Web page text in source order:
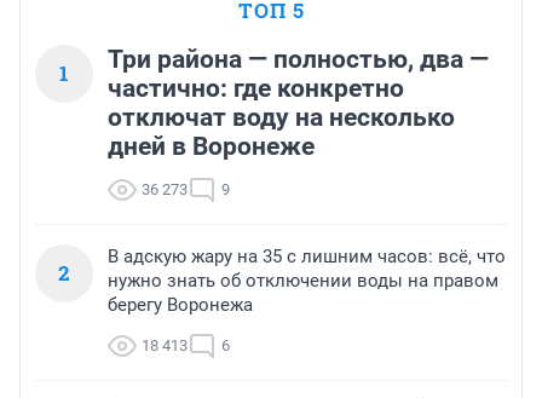
ТОП 5
1
Три района — полностью, два —
частично: где конкретно
отключат воду на несколько
дней в Воронеже
36 273 9
2
В адскую жару на 35 с лишним часов: всё, что
нужно знать об отключении воды на правом
берегу Воронежа
18 413 6